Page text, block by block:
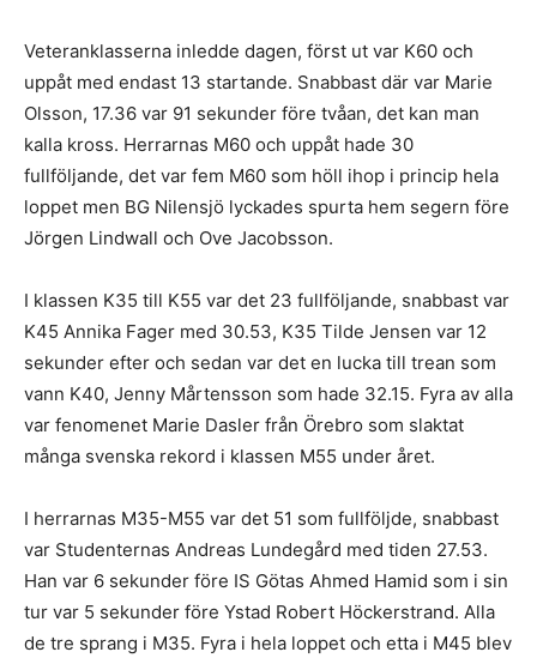
Veteranklasserna inledde dagen, först ut var K60 och
uppåt med endast 13 startande. Snabbast där var Marie
Olsson, 17.36 var 91 sekunder före tvåan, det kan man
kalla kross. Herrarnas M60 och uppåt hade 30
fullföljande, det var fem M60 som höll ihop i princip hela
loppet men BG Nilensjö lyckades spurta hem segern före
Jörgen Lindwall och Ove Jacobsson.
I klassen K35 till K55 var det 23 fullföljande, snabbast var
K45 Annika Fager med 30.53, K35 Tilde Jensen var 12
sekunder efter och sedan var det en lucka till trean som
vann K40, Jenny Mårtensson som hade 32.15. Fyra av alla
var fenomenet Marie Dasler från Örebro som slaktat
många svenska rekord i klassen M55 under året.
I herrarnas M35-M55 var det 51 som fullföljde, snabbast
var Studenternas Andreas Lundegård med tiden 27.53.
Han var 6 sekunder före IS Götas Ahmed Hamid som i sin
tur var 5 sekunder före Ystad Robert Höckerstrand. Alla
de tre sprang i M35. Fyra i hela loppet och etta i M45 blev